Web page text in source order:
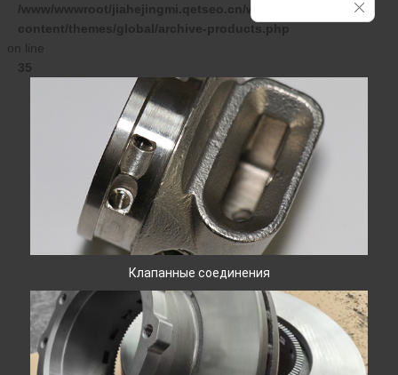
/www/wwwroot/jiahejingmi.qetseo.cn/wp-
content/themes/global/archive-products.php
on line
35
Клапанные соединения